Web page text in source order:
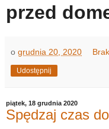
przed
o grudnia 20, 2020
Udostępnij
piątek, 18 grudnia 2020
Spędzaj czas